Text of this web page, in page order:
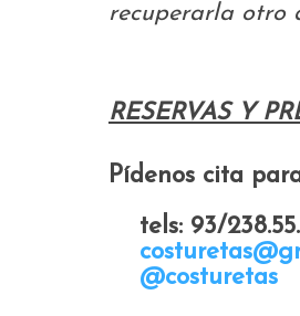
recuperarla otro
RESERVAS Y
Pídenos cita
tels: 93/
@costuretas